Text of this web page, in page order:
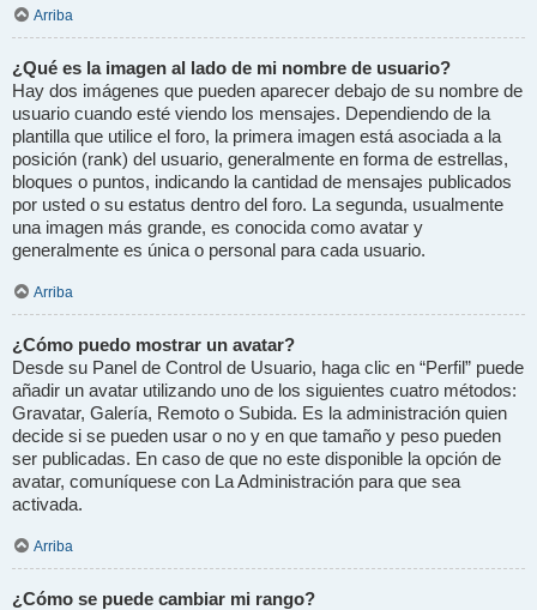
Arriba
¿Qué es la imagen al lado de mi nombre de usuario?
Hay dos imágenes que pueden aparecer debajo de su nombre de
usuario cuando esté viendo los mensajes. Dependiendo de la
plantilla que utilice el foro, la primera imagen está asociada a la
posición (rank) del usuario, generalmente en forma de estrellas,
bloques o puntos, indicando la cantidad de mensajes publicados
por usted o su estatus dentro del foro. La segunda, usualmente
una imagen más grande, es conocida como avatar y
generalmente es única o personal para cada usuario.
Arriba
¿Cómo puedo mostrar un avatar?
Desde su Panel de Control de Usuario, haga clic en “Perfil” puede
añadir un avatar utilizando uno de los siguientes cuatro métodos:
Gravatar, Galería, Remoto o Subida. Es la administración quien
decide si se pueden usar o no y en que tamaño y peso pueden
ser publicadas. En caso de que no este disponible la opción de
avatar, comuníquese con La Administración para que sea
activada.
Arriba
¿Cómo se puede cambiar mi rango?